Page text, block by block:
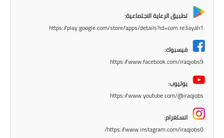
المرحلة المتوسطة
تطبيق الرعاية الاجتماعية:
https://play.google.com/store/apps/details?id=com.re3ayah1
فيسبوك:
https://www.facebook.com/iraqjobs9
يوتيوب:
https://www.youtube.com/@iraqjobs
انستغرام:
https://www.instagram.com/iraqjobs0/